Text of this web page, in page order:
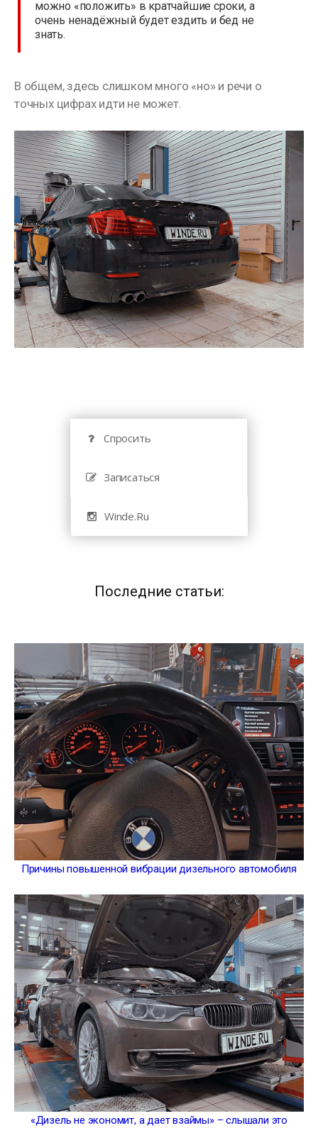
можно «положить» в кратчайшие сроки, а
очень ненадёжный будет ездить и бед не
знать.
В общем, здесь слишком много «но» и речи о
точных цифрах идти не может.
Спросить
Записаться
Winde.Ru
Последние статьи:
Причины повышенной вибрации дизельного автомобиля
«Дизель не экономит, а дает взаймы» – слышали это